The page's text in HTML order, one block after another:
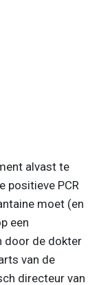
alvast te
positieve PCR
moet (en
een
door de dokter
van de
directeur van